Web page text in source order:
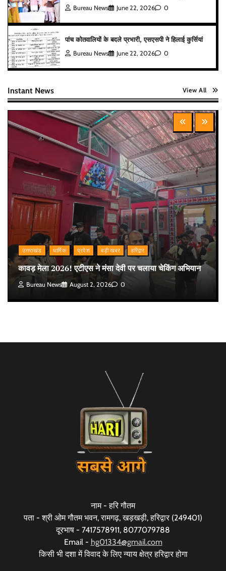
Bureau News June 22, 2026 0
पांच कोतवालियों के बदले प्रभारी, एसएसपी ने हिलाई कुर्सियां
Bureau News June 22, 2026 0
Instant News View All
उत्तराखंड धार्मिक प्रदेश बड़ी खबर हरिद्वार
कावड़ मेला 2026! एटीएस ने मंसा देवी पर चलाया चेकिंग अभियान
Bureau News August 2, 2026 0
नाम - हरि गौतम
पता - श्री ओम गौतम भवन, रामगढ़, खड़खड़ी, हरिद्वार (249401)
दूरभाष - 7417578911, 8077079788
Email - hg01334@gmail.com
किसी भी दशा में विवाद के लिए न्याय क्षेत्र हरिद्वार होगा